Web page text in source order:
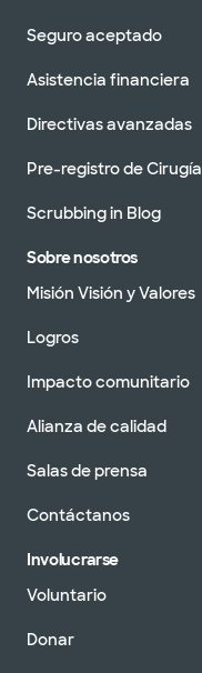
Seguro aceptado
Asistencia financiera
Directivas avanzadas
Pre-registro de Cirugía
Scrubbing in Blog
Sobre nosotros
Misión Visión y Valores
Logros
Impacto comunitario
Alianza de calidad
Salas de prensa
Contáctanos
Involucrarse
Voluntario
Donar